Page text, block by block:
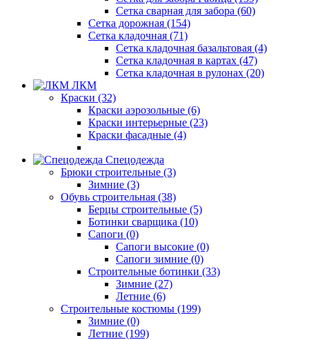
Сетка сварная для забора (60)
Сетка дорожная (154)
Сетка кладочная (71)
Сетка кладочная базальтовая (4)
Сетка кладочная в картах (47)
Сетка кладочная в рулонах (20)
ЛКМ
Краски (32)
Краски аэрозольные (6)
Краски интерьерные (23)
Краски фасадные (4)
Спецодежда
Брюки строительные (3)
Зимние (3)
Обувь строительная (38)
Берцы строительные (5)
Ботинки сварщика (10)
Сапоги (0)
Сапоги высокие (0)
Сапоги зимние (0)
Строительные ботинки (33)
Зимние (27)
Летние (6)
Строительные костюмы (199)
Зимние (0)
Летние (199)